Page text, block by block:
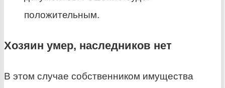
положительным.
Хозяин умер, наследников нет
В этом случае собственником имущества